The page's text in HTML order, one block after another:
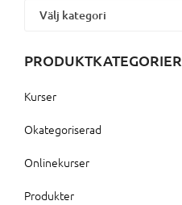
Kategorier
PRODUKTKATEGORIER
Kurser
Okategoriserad
Onlinekurser
Produkter